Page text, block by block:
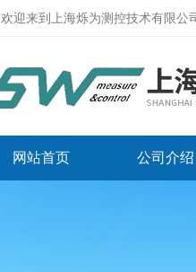
欢迎来到 上海烁为测控技术有限公
网站首页 公司介绍